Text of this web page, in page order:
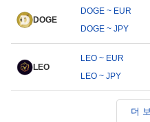
DOGE
DOGE ~ EUR
DOGE ~ JPY
LEO
LEO ~ EUR
LEO ~ JPY
더